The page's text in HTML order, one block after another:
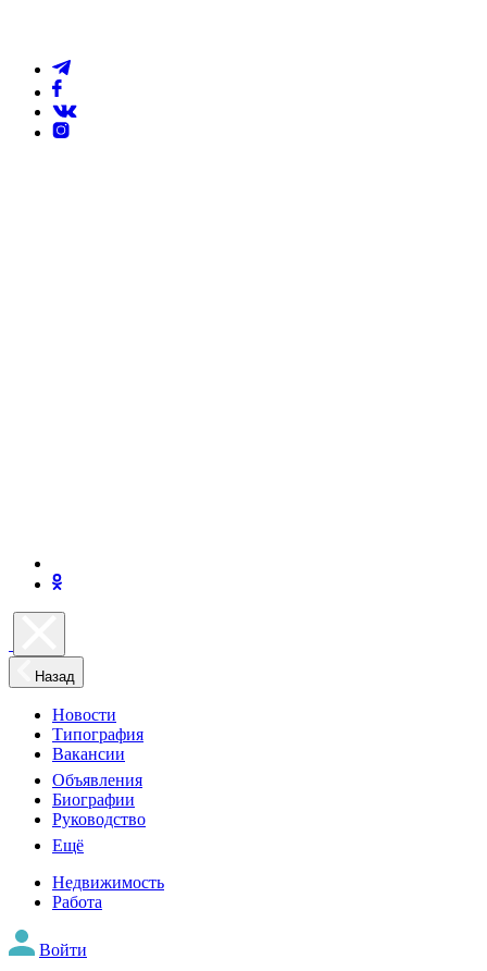
Назад
Новости
Типография
Вакансии
Объявления
Биографии
Руководство
Ещё
Недвижимость
Работа
Войти